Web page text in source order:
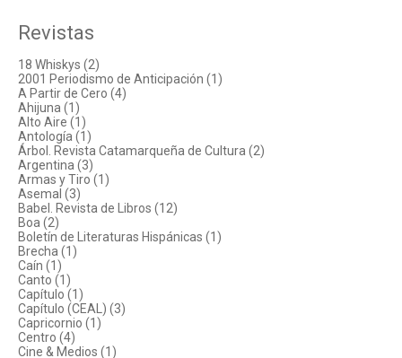
Revistas
18 Whiskys (2)
2001 Periodismo de Anticipación (1)
A Partir de Cero (4)
Ahijuna (1)
Alto Aire (1)
Antología (1)
Árbol. Revista Catamarqueña de Cultura (2)
Argentina (3)
Armas y Tiro (1)
Asemal (3)
Babel. Revista de Libros (12)
Boa (2)
Boletín de Literaturas Hispánicas (1)
Brecha (1)
Caín (1)
Canto (1)
Capítulo (1)
Capítulo (CEAL) (3)
Capricornio (1)
Centro (4)
Cine & Medios (1)